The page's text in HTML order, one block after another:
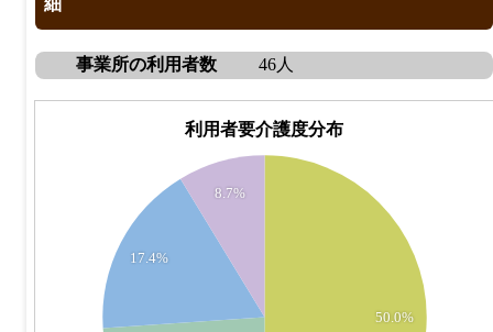
事業所の利用者数 46人
利用者要介護度分布
50.0%
17.4%
8.7%